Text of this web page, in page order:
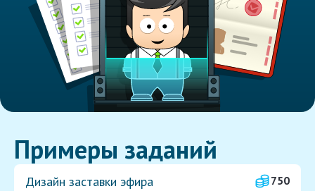
Примеры заданий
Дизайн заставки эфира
750